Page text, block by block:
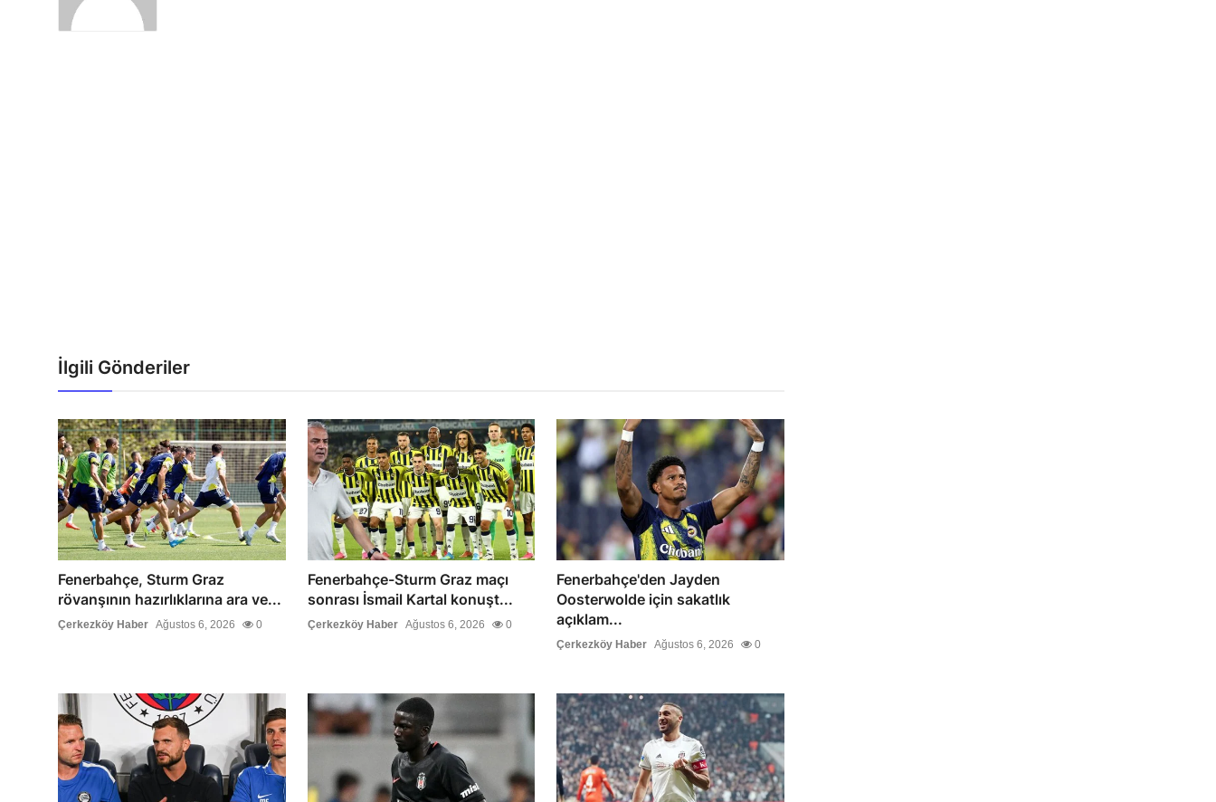
İlgili Gönderiler
Fenerbahçe, Sturm Graz
rövanşının hazırlıklarına ara ve...
Çerkezköy Haber Ağustos 6, 2026 0
Fenerbahçe-Sturm Graz maçı
sonrası İsmail Kartal konuşt...
Çerkezköy Haber Ağustos 6, 2026 0
Fenerbahçe'den Jayden
Oosterwolde için sakatlık
açıklam...
Çerkezköy Haber Ağustos 6, 2026 0